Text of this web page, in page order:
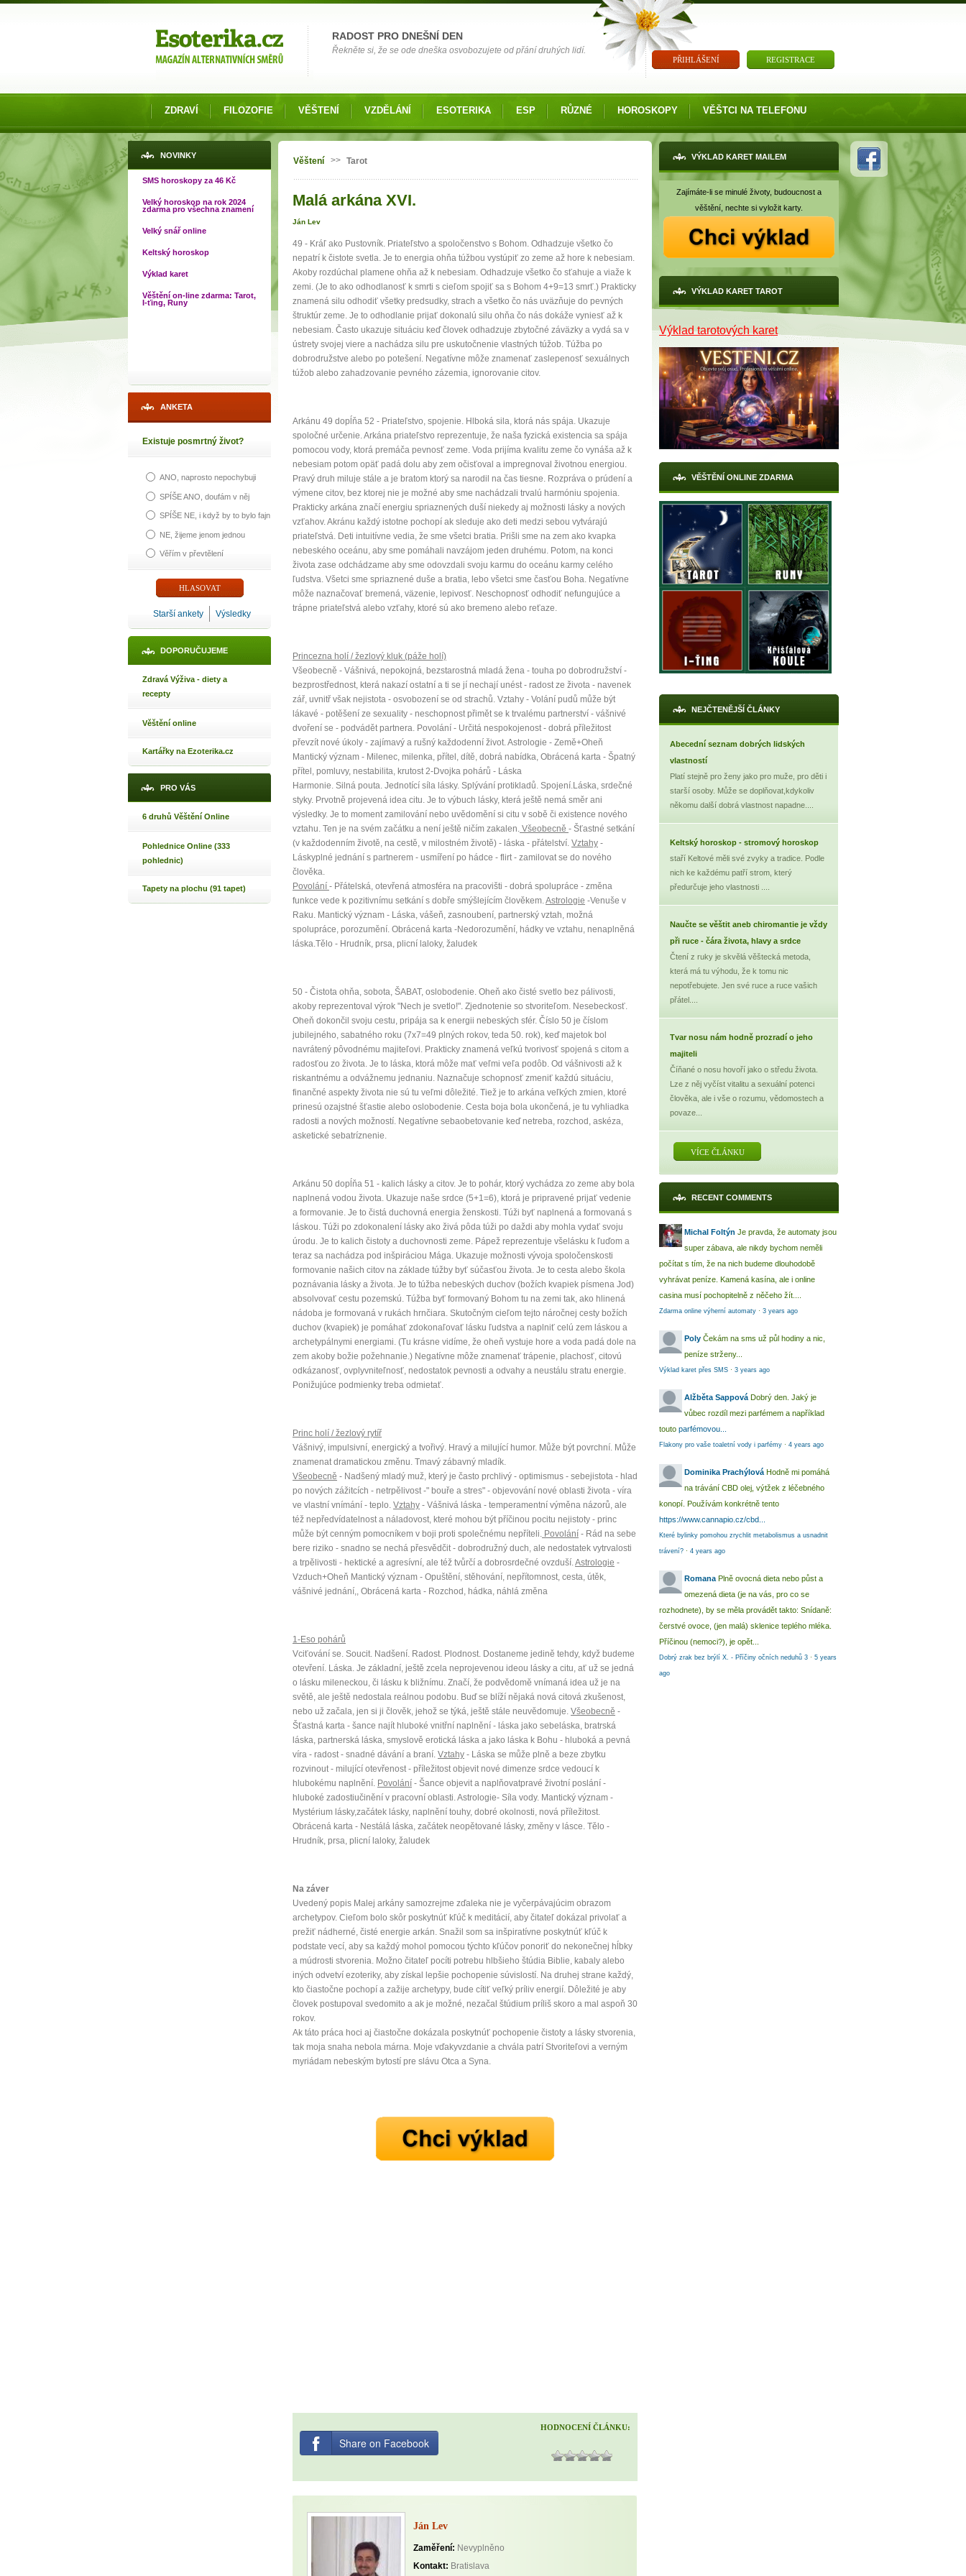
10 tipů pro zdravý a
plnohodnotný život
... všechny tipy zdarma.
Máte pocit, že jste unaveni hned jak ráno vstanete?
Nemusí to tak být - ZJISTĚTE ZDARMA!
Jak mít více energie každý den
Jak vnést do života rovnováhu
Nenávidíme spam stejně jako vy
X
RADOST PRO DNEŠNÍ DEN
Řekněte si, že se ode dneška osvobozujete od přání druhých lidí.
PŘIHLÁŠENÍ REGISTRACE
ZDRAVÍ FILOZOFIE VĚŠTENÍ VZDĚLÁNÍ ESOTERIKA ESP RŮZNÉ HOROSKOPY VĚŠTCI NA TELEFONU
NOVINKY
SMS horoskopy za 46 Kč
Velký horoskop na rok 2024
zdarma pro všechna znamení
Velký snář online
Keltský horoskop
Výklad karet
Věštění on-line zdarma: Tarot,
I-ťing, Runy
ANKETA
Existuje posmrtný život?
ANO, naprosto nepochybuji
SPÍŠE ANO, doufám v něj
SPÍŠE NE, i když by to bylo fajn
NE, žijeme jenom jednou
Věřím v převtělení
Starší ankety Výsledky
DOPORUČUJEME
Zdravá Výživa - diety a
recepty
Věštění online
Kartářky na Ezoterika.cz
PRO VÁS
6 druhů Věštění Online
Pohlednice Online (333
pohlednic)
Tapety na plochu (91 tapet)
Jste zde
Věštení >> Tarot
Malá arkána XVI.
Ján Lev
49 - Kráľ ako Pustovník. Priateľstvo a spoločenstvo s Bohom. Odhadzuje všetko čo
nepatrí k čistote svetla. Je to energia ohňa túžbou vystúpiť zo zeme až hore k nebesiam.
Akoby rozdúchal plamene ohňa až k nebesiam. Odhadzuje všetko čo sťahuje a viaže k
zemi. (Je to ako odhodlanosť k smrti s cieľom spojiť sa s Bohom 4+9=13 smrť.) Prakticky
znamená silu odhodiť všetky predsudky, strach a všetko čo nás uväzňuje do pevných
štruktúr zeme. Je to odhodlanie prijať dokonalú silu ohňa čo nás dokáže vyniesť až k
nebesiam. Často ukazuje situáciu keď človek odhadzuje zbytočné záväzky a vydá sa v
ústrety svojej viere a nachádza silu pre uskutočnenie vlastných túžob. Túžba po
dobrodružstve alebo po potešení. Negatívne môže znamenať zaslepenosť sexuálnych
túžob alebo zahadzovanie pevného zázemia, ignorovanie citov.
Arkánu 49 dopĺňa 52 - Priateľstvo, spojenie. Hlboká sila, ktorá nás spája. Ukazuje
spoločné určenie. Arkána priateľstvo reprezentuje, že naša fyzická existencia sa spája
pomocou vody, ktorá premáča pevnosť zeme. Voda prijíma kvalitu zeme čo vynáša až k
nebesiam potom opäť padá dolu aby zem očisťoval a impregnoval životnou energiou.
Pravý druh miluje stále a je bratom ktorý sa narodil na čas tiesne. Rozpráva o prúdení a
výmene citov, bez ktorej nie je možné aby sme nachádzali trvalú harmóniu spojenia.
Prakticky arkána značí energiu spriaznených duší niekedy aj možnosti lásky a nových
vzťahov. Akránu každý istotne pochopí ak sleduje ako deti medzi sebou vytvárajú
priateľstvá. Deti intuitívne vedia, že sme všetci bratia. Prišli sme na zem ako kvapka
nebeského oceánu, aby sme pomáhali navzájom jeden druhému. Potom, na konci
života zase odchádzame aby sme odovzdali svoju karmu do oceánu karmy celého
ľudstva. Všetci sme spriaznené duše a bratia, lebo všetci sme časťou Boha. Negatívne
môže naznačovať bremená, väzenie, lepivosť. Neschopnosť odhodiť nefungujúce a
trápne priateľstvá alebo vzťahy, ktoré sú ako bremeno alebo reťaze.
Princezna holí / žezlový kluk (páže holí)
Všeobecně - Vášnivá, nepokojná, bezstarostná mladá žena - touha po dobrodružství -
bezprostřednost, která nakazí ostatní a ti se jí nechají unést - radost ze života - navenek
zář, uvnitř však nejistota - osvobození se od strachů. Vztahy - Volání pudů může být
lákavé - potěšení ze sexuality - neschopnost přimět se k trvalému partnerství - vášnivé
dvoření se - podvádět partnera. Povolání - Určitá nespokojenost - dobrá příležitost
převzít nové úkoly - zajímavý a rušný každodenní život. Astrologie - Země+Oheň
Mantický význam - Milenec, milenka, přítel, dítě, dobrá nabídka, Obrácená karta - Špatný
přítel, pomluvy, nestabilita, krutost 2-Dvojka pohárů - Láska
Harmonie. Silná pouta. Jednotící síla lásky. Splývání protikladů. Spojení.Láska, srdečné
styky. Prvotně projevená idea citu. Je to výbuch lásky, která ještě nemá směr ani
výsledky. Je to moment zamilování nebo uvědomění si citu v sobě či existence nového
vztahu. Ten je na svém začátku a není ještě ničím zakalen. Všeobecně - Šťastné setkání
(v každodenním životě, na cestě, v milostném životě) - láska - přátelství. Vztahy -
Láskyplné jednání s partnerem - usmíření po hádce - flirt - zamilovat se do nového
člověka.
Povolání - Přátelská, otevřená atmosféra na pracovišti - dobrá spolupráce - změna
funkce vede k pozitivnímu setkání s dobře smýšlejícím člověkem.Astrologie -Venuše v
Raku. Mantický význam - Láska, vášeň, zasnoubení, partnerský vztah, možná
spolupráce, porozumění. Obrácená karta -Nedorozumění, hádky ve vztahu, nenaplněná
láska.Tělo - Hrudník, prsa, plicní laloky, žaludek
50 - Čistota ohňa, sobota, ŠABAT, oslobodenie. Oheň ako čisté svetlo bez pálivosti,
akoby reprezentoval výrok "Nech je svetlo!". Zjednotenie so stvoriteľom. Nesebeckosť.
Oheň dokončil svoju cestu, pripája sa k energii nebeských sfér. Číslo 50 je číslom
jubilejného, sabatného roku (7x7=49 plných rokov, teda 50. rok), keď majetok bol
navrátený pôvodnému majiteľovi. Prakticky znamená veľkú tvorivosť spojená s citom a
radosťou zo života. Je to láska, ktorá môže mať veľmi veľa podôb. Od vášnivosti až k
riskantnému a odvážnemu jednaniu. Naznačuje schopnosť zmeniť každú situáciu,
finančné aspekty života nie sú tu veľmi dôležité. Tiež je to arkána veľkých zmien, ktoré
prinesú ozajstné šťastie alebo oslobodenie. Cesta boja bola ukončená, je tu vyhliadka
radosti a nových možností. Negatívne sebaobetovanie keď netreba, rozchod, askéza,
asketické sebatríznenie.
Arkánu 50 dopĺňa 51 - kalich lásky a citov. Je to pohár, ktorý vychádza zo zeme aby bola
naplnená vodou života. Ukazuje naše srdce (5+1=6), ktorá je pripravené prijať vedenie
a formovanie. Je to čistá duchovná energia ženskosti. Túži byť naplnená a formovaná s
láskou. Túži po zdokonalení lásky ako živá pôda túži po daždi aby mohla vydať svoju
úrodu. Je to kalich čistoty a duchovnosti zeme. Pápež reprezentuje všelásku k ľuďom a
teraz sa nachádza pod inšpiráciou Mága. Ukazuje možnosti vývoja spoločenskosti
formovanie našich citov na základe túžby byť súčasťou života. Je to cesta alebo škola
poznávania lásky a života. Je to túžba nebeských duchov (božích kvapiek písmena Jod)
absolvovať cestu pozemskú. Túžba byť formovaný Bohom tu na zemi tak, ako hlinená
nádoba je formovaná v rukách hrnčiara. Skutočným cieľom tejto náročnej cesty božích
duchov (kvapiek) je pomáhať zdokonaľovať lásku ľudstva a naplniť celú zem láskou a
archetypálnymi energiami. (Tu krásne vidíme, že oheň vystuje hore a voda padá dole na
zem akoby božie požehnanie.) Negatívne môže znamenať trápenie, plachosť, citovú
odkázanosť, ovplyvniteľnosť, nedostatok pevnosti a odvahy a neustálu stratu energie.
Ponižujúce podmienky treba odmietať.
Princ holí / žezlový rytíř
Vášnivý, impulsivní, energický a tvořivý. Hravý a milující humor. Může být povrchní. Může
znamenat dramatickou změnu. Tmavý zábavný mladík.
Všeobecně - Nadšený mladý muž, který je často prchlivý - optimismus - sebejistota - hlad
po nových zážitcích - netrpělivost -" bouře a stres" - objevování nové oblasti života - víra
ve vlastní vnímání - teplo. Vztahy - Vášnivá láska - temperamentní výměna názorů, ale
též nepředvídatelnost a náladovost, které mohou být příčinou pocitu nejistoty - princ
může být cenným pomocníkem v boji proti společnému nepříteli. Povolání - Rád na sebe
bere riziko - snadno se nechá přesvědčit - dobrodružný duch, ale nedostatek vytrvalosti
a trpělivosti - hektické a agresívní, ale též tvůrčí a dobrosrdečné ovzduší.Astrologie -
Vzduch+Oheň Mantický význam - Opuštění, stěhování, nepřítomnost, cesta, útěk,
vášnivé jednání,, Obrácená karta - Rozchod, hádka, náhlá změna
1-Eso pohárů
Vciťování se. Soucit. Nadšení. Radost. Plodnost. Dostaneme jedině tehdy, když budeme
otevření. Láska. Je základní, ještě zcela neprojevenou ideou lásky a citu, ať už se jedná
o lásku mileneckou, či lásku k bližnímu. Značí, že podvědomě vnímaná idea už je na
světě, ale ještě nedostala reálnou podobu. Buď se blíží nějaká nová citová zkušenost,
nebo už začala, jen si ji člověk, jehož se týká, ještě stále neuvědomuje. Všeobecně -
Šťastná karta - šance najít hluboké vnitřní naplnění - láska jako sebeláska, bratrská
láska, partnerská láska, smyslově erotická láska a jako láska k Bohu - hluboká a pevná
víra - radost - snadné dávání a braní. Vztahy - Láska se může plně a beze zbytku
rozvinout - milující otevřenost - příležitost objevit nové dimenze srdce vedoucí k
hlubokému naplnění. Povolání - Šance objevit a naplňovatpravé životní poslání -
hluboké zadostiučinění v pracovní oblasti. Astrologie- Síla vody. Mantický význam -
Mystérium lásky,začátek lásky, naplnění touhy, dobré okolnosti, nová příležitost.
Obrácená karta - Nestálá láska, začátek neopětované lásky, změny v lásce. Tělo -
Hrudník, prsa, plicní laloky, žaludek
Na záver
Uvedený popis Malej arkány samozrejme zďaleka nie je vyčerpávajúcim obrazom
archetypov. Cieľom bolo skôr poskytnúť kľúč k meditácií, aby čitateľ dokázal privolať a
prežiť nádherné, čisté energie arkán. Snažil som sa inšpiratívne poskytnúť kľúč k
podstate vecí, aby sa každý mohol pomocou týchto kľúčov ponoriť do nekonečnej hĺbky
a múdrosti stvorenia. Možno čitateľ pocíti potrebu hlbšieho štúdia Biblie, kabaly alebo
iných odvetví ezoteriky, aby získal lepšie pochopenie súvislostí. Na druhej strane každý,
kto čiastočne pochopí a zažije archetypy, bude cítiť veľký príliv energií. Dôležité je aby
človek postupoval svedomito a ak je možné, nezačal štúdium príliš skoro a mal aspoň 30
rokov.
Ak táto práca hoci aj čiastočne dokázala poskytnúť pochopenie čistoty a lásky stvorenia,
tak moja snaha nebola márna. Moje vďakyvzdanie a chvála patrí Stvoriteľovi a verným
myriádam nebeským bytostí pre slávu Otca a Syna.
HODNOCENÍ ČLÁNKU:
Share on Facebook
Ján Lev
Zaměření: Nevyplněno
Kontakt: Bratislava
VÝKLAD KARET MAILEM
Zajímáte-li se minulé životy, budoucnost a
věštění, nechte si vyložit karty.
VÝKLAD KARET TAROT
Výklad tarotových karet
VĚŠTĚNÍ ONLINE ZDARMA
NEJČTENĚJŠÍ ČLÁNKY
Abecední seznam dobrých lidských
vlastností
Platí stejně pro ženy jako pro muže, pro děti i
starší osoby. Může se doplňovat,kdykoliv
někomu další dobrá vlastnost napadne....
Keltský horoskop - stromový horoskop
staří Keltové měli své zvyky a tradice. Podle
nich ke každému patří strom, který
předurčuje jeho vlastnosti ....
Naučte se věštit aneb chiromantie je vždy
při ruce - čára života, hlavy a srdce
Čtení z ruky je skvělá věštecká metoda,
která má tu výhodu, že k tomu nic
nepotřebujete. Jen své ruce a ruce vašich
přátel....
Tvar nosu nám hodně prozradí o jeho
majiteli
Číňané o nosu hovoří jako o středu života.
Lze z něj vyčíst vitalitu a sexuální potenci
člověka, ale i vše o rozumu, vědomostech a
povaze...
VÍCE ČLÁNKU
RECENT COMMENTS
Michal Foltýn Je pravda, že automaty jsou
super zábava, ale nikdy bychom neměli
počítat s tím, že na nich budeme dlouhodobě
vyhrávat peníze. Kamená kasína, ale i online
casina musí pochopitelně z něčeho žít....
Zdarma online výherní automaty · 3 years ago
Poly Čekám na sms už půl hodiny a nic,
peníze strženy...
Výklad karet přes SMS · 3 years ago
Alžběta Sappová Dobrý den. Jaký je
vůbec rozdíl mezi parfémem a například
touto parfémovou...
Flakony pro vaše toaletní vody i parfémy · 4 years ago
Dominika Prachýlová Hodně mi pomáhá
na trávání CBD olej, výtžek z léčebného
konopí. Používám konkrétně tento
https://www.cannapio.cz/cbd...
Které bylinky pomohou zrychlit metabolismus a usnadnit
trávení? · 4 years ago
Romana Plně ovocná dieta nebo půst a
omezená dieta (je na vás, pro co se
rozhodnete), by se měla provádět takto: Snídaně:
čerstvé ovoce, (jen malá) sklenice teplého mléka.
Příčinou (nemoci?), je opět...
Dobrý zrak bez brýlí X. - Příčiny očních neduhů 3 · 5 years
ago